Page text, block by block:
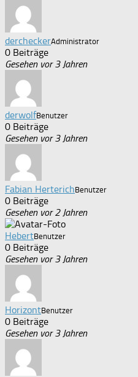
dercheckerAdministrator
0 Beiträge
Gesehen vor 3 Jahren
derwolfBenutzer
0 Beiträge
Gesehen vor 3 Jahren
Fabian HerterichBenutzer
0 Beiträge
Gesehen vor 2 Jahren
HebertBenutzer
0 Beiträge
Gesehen vor 3 Jahren
HorizontBenutzer
0 Beiträge
Gesehen vor 3 Jahren